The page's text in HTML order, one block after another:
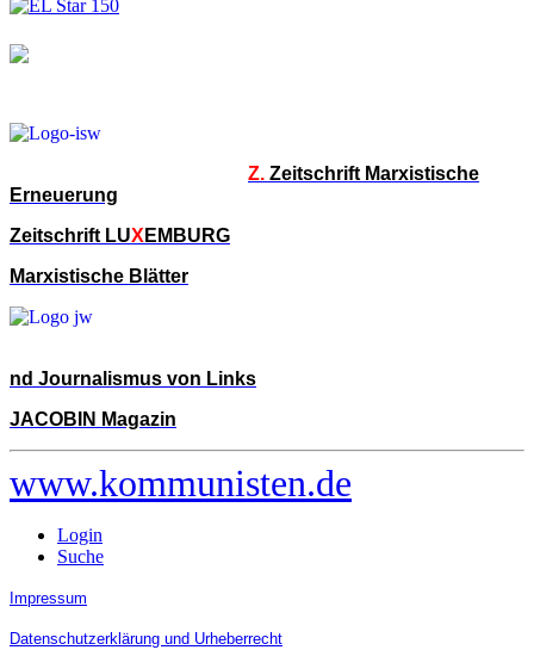
Z. Zeitschrift Marxistische
Erneuerung
Zeitschrift LUX EMBURG
Marxistische Blätter
nd Journalismus von Links
JACOBIN Magazin
www.kommunisten.de
Login
Suche
Impressum
Datenschutzerklärung und Urheberrecht